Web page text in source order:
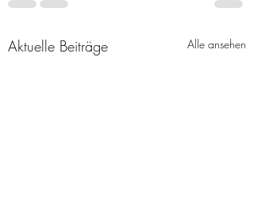
Aktuelle Beiträge Alle ansehen